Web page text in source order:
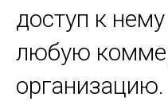
доступ к
любую